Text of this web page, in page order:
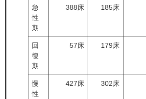
急
性
期
388床 185床
回
復
期
57床 179床
慢
性
427床 302床